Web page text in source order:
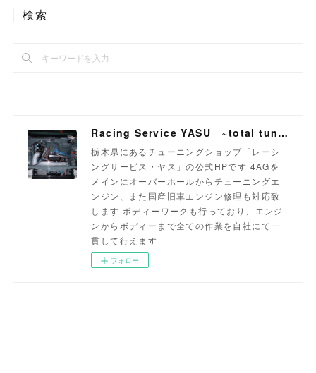
検索
Racing Service YASU ~total tuning proshop~
栃木県にあるチューニングショップ「レーシ
ングサービス・ヤス」の公式HPです 4AGを
メインにオーバーホールからチューニングエ
ンジン、また国産旧車エンジン修理も対応致
します ボディーワークも行っており、エンジ
ンからボディーまで全ての作業を自社にて一
貫して行えます
フォロー